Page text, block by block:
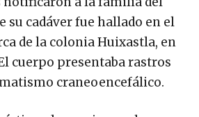
su cadáver fue hallado en el
de la colonia Huixastla, en
cuerpo presentaba rastros
craneoencefálico.